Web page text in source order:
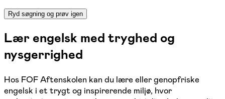
Ryd søgning og prøv igen
Lær engelsk med tryghed og
nysgerrighed
Hos FOF Aftenskolen kan du lære eller genopfriske
engelsk i et trygt og inspirerende miljø, hvor